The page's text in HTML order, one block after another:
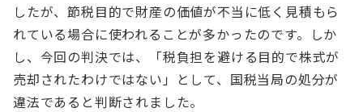
したが、節税目的で財産の価値が不当に低く見積もら
れている場合に使われることが多かったのです。しか
し、今回の判決では、「税負担を避ける目的で株式が
売却されたわけではない」として、国税当局の処分が
違法であると判断されました​。